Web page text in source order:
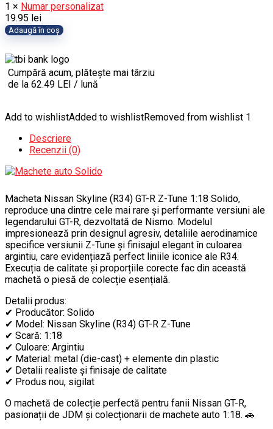
1 × Numar personalizat
19.95 lei
Cantitate
Nissan
Skyline
(R34)
GT-
Tune
Solido
Adaugă în coș
Cumpără acum, plătește mai târziu
de la 62.49 LEI / lună
Add to wishlistAdded to wishlistRemoved from wishlist 1
Descriere
Recenzii (0)
Macheta Nissan Skyline (R34) GT-R Z-Tune 1:18 Solido,
reproduce una dintre cele mai rare și performante versiuni ale
legendarului GT-R, dezvoltată de Nismo. Modelul
impresionează prin designul agresiv, detaliile aerodinamice
specifice versiunii Z-Tune și finisajul elegant în culoarea
argintiu, care evidențiază perfect liniile iconice ale R34.
Execuția de calitate și proporțiile corecte fac din această
machetă o piesă de colecție esențială.
Detalii produs:
✔ Producător: Solido
✔ Model: Nissan Skyline (R34) GT-R Z-Tune
✔ Scară: 1:18
✔ Culoare: Argintiu
✔ Material: metal (die-cast) + elemente din plastic
✔ Detalii realiste și finisaje de calitate
✔ Produs nou, sigilat
O machetă de colecție perfectă pentru fanii Nissan GT-R,
pasionații de JDM și colecționarii de machete auto 1:18. 🚗